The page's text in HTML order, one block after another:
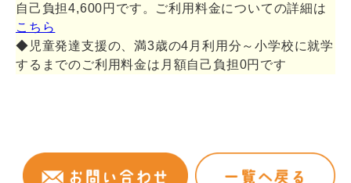
自己負担4,600円です。ご利用料金についての詳細は
こちら
◆児童発達支援の、満3歳の4月利用分～小学校に就学
するまでのご利用料金は月額自己負担0円です